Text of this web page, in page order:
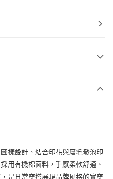
彰化商業銀行
台北富邦商業銀行
兆豐國際商業銀行
彰化商業銀行
樣設計，結合印花與磨毛發泡印
用有機棉面料，手感柔軟舒適、
是日常穿搭展現品牌風格的實穿